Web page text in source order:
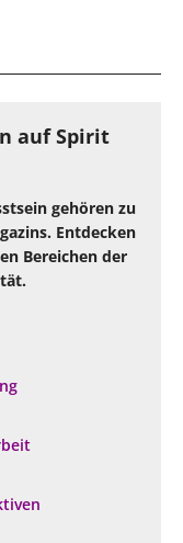
auf Spirit
gehören zu
Entdecken
Bereichen der